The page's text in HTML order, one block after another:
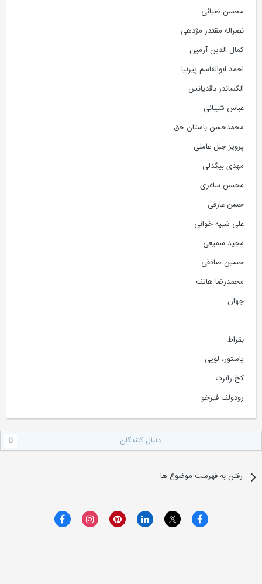
محسن ضیائی
نصراله مقتدر مژدهی
کمال الدین آرمین
احمد ابوالقاسم پیرنیا
الکساندر باقدیانس
عباس شیبانی
محمدحسن باستان حق
پرویز جبل عاملی
مهدی بیگدلی
محسن ساغری
حسن عارفی
علی شبیه خوانی
مجید سمیعی
حسین صادقی
محمدرضا هاتف
جهان
بقراط
پاستور، لویی
کخ،رابرت
رودولف فیرخو
دنبال کنندگان
رفتن به فهرست موضوع ها